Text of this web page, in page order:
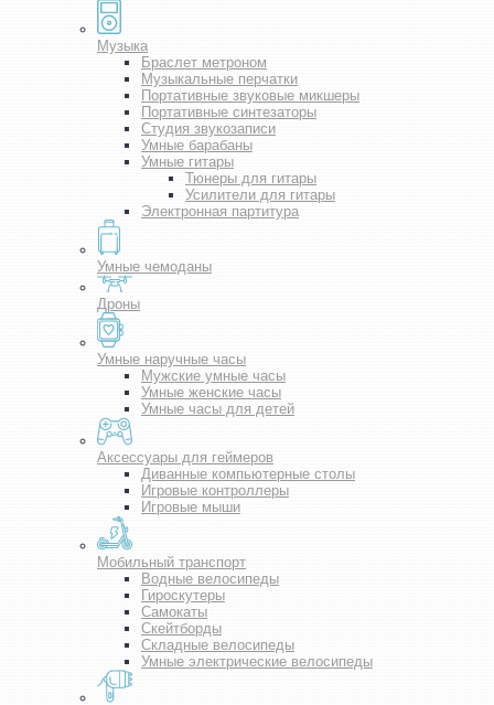
Музыка
Браслет метроном
Музыкальные перчатки
Портативные звуковые микшеры
Портативные синтезаторы
Студия звукозаписи
Умные барабаны
Умные гитары
Тюнеры для гитары
Усилители для гитары
Электронная партитура
Умные чемоданы
Дроны
Умные наручные часы
Мужские умные часы
Умные женские часы
Умные часы для детей
Аксессуары для геймеров
Диванные компьютерные столы
Игровые контроллеры
Игровые мыши
Мобильный транспорт
Водные велосипеды
Гироскутеры
Самокаты
Скейтборды
Складные велосипеды
Умные электрические велосипеды